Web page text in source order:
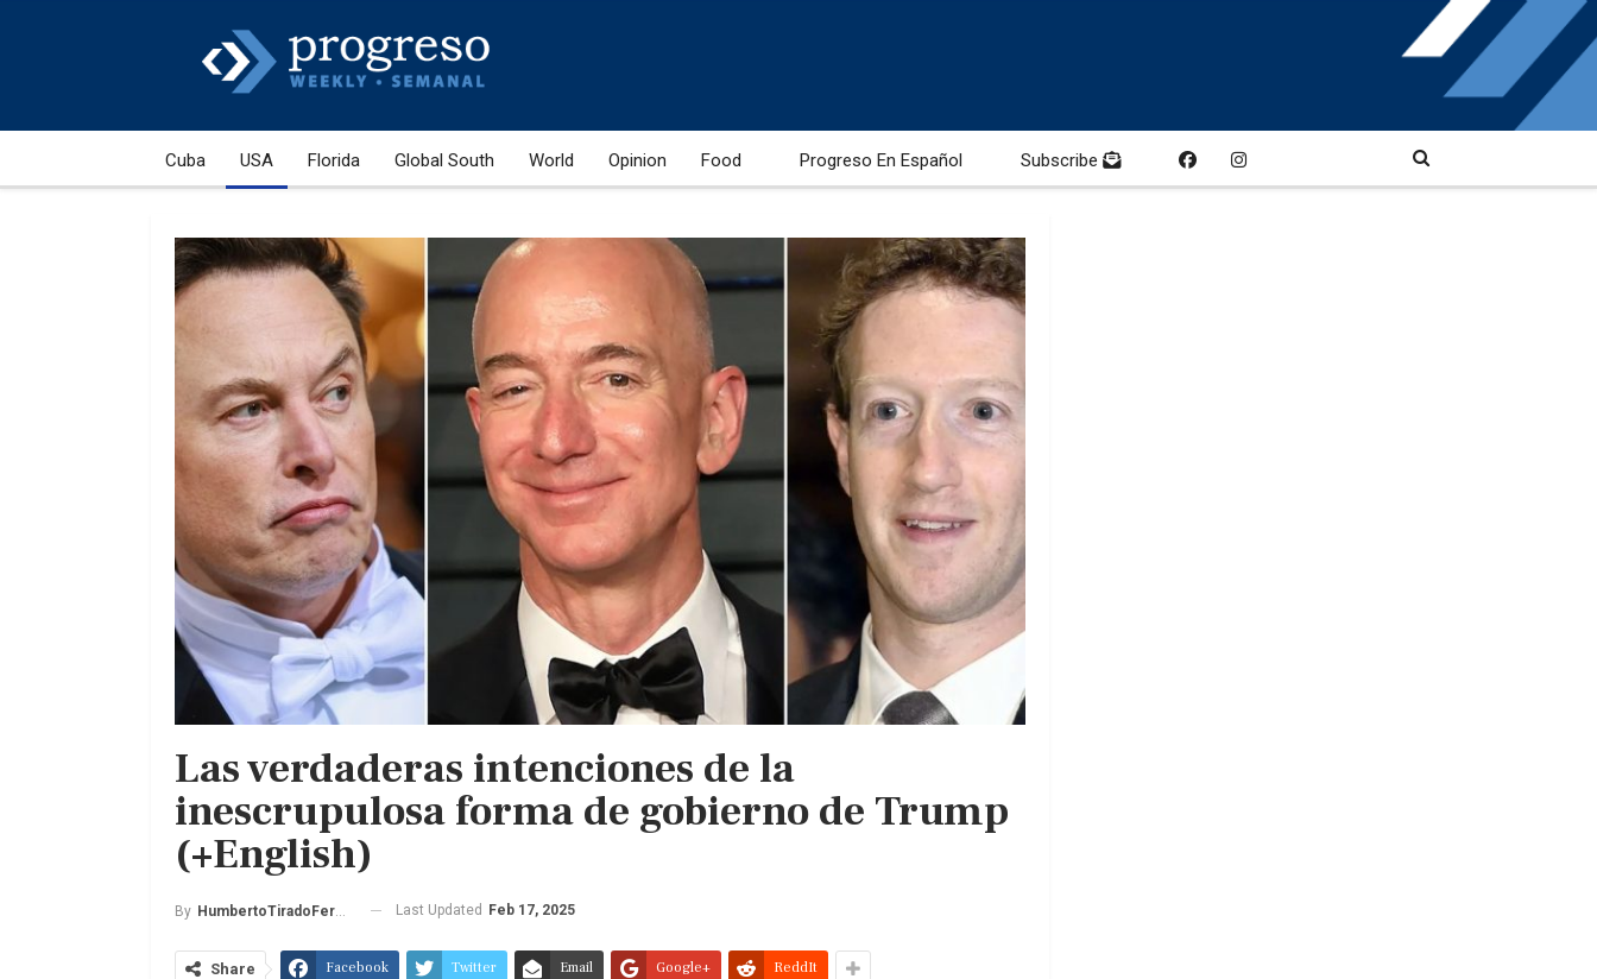
Cuba USA Florida Global South World Opinion Food Progreso En Español Subscribe
Las verdaderas intenciones de la
inescrupulosa forma de gobierno de Trump
(+English)
By HumbertoTiradoFernandez Last Updated Feb 17, 2025
Share Facebook Twitter Email Google+ ReddIt